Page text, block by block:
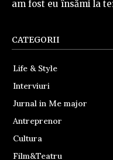
am fost eu însămi la
CATEGORII
Life & Style
Interviuri
Jurnal in Me major
Antreprenor
Cultura
Film&Teatru